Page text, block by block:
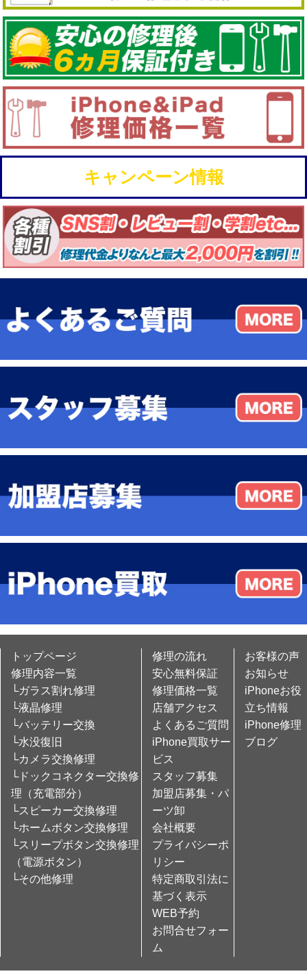
キャンペーン情報
トップページ
修理内容一覧
└ガラス割れ修理
└液晶修理
└バッテリー交換
└水没復旧
└カメラ交換修理
└ドックコネクター交換修
理（充電部分）
└スピーカー交換修理
└ホームボタン交換修理
└スリープボタン交換修理
（電源ボタン）
└その他修理
修理の流れ
安心無料保証
修理価格一覧
店舗アクセス
よくあるご質問
iPhone買取サー
ビス
スタッフ募集
加盟店募集・パ
ーツ卸
会社概要
プライバシーポ
リシー
特定商取引法に
基づく表示
WEB予約
お問合せフォー
ム
お客様の声
お知らせ
iPhoneお役
立ち情報
iPhone修理
ブログ